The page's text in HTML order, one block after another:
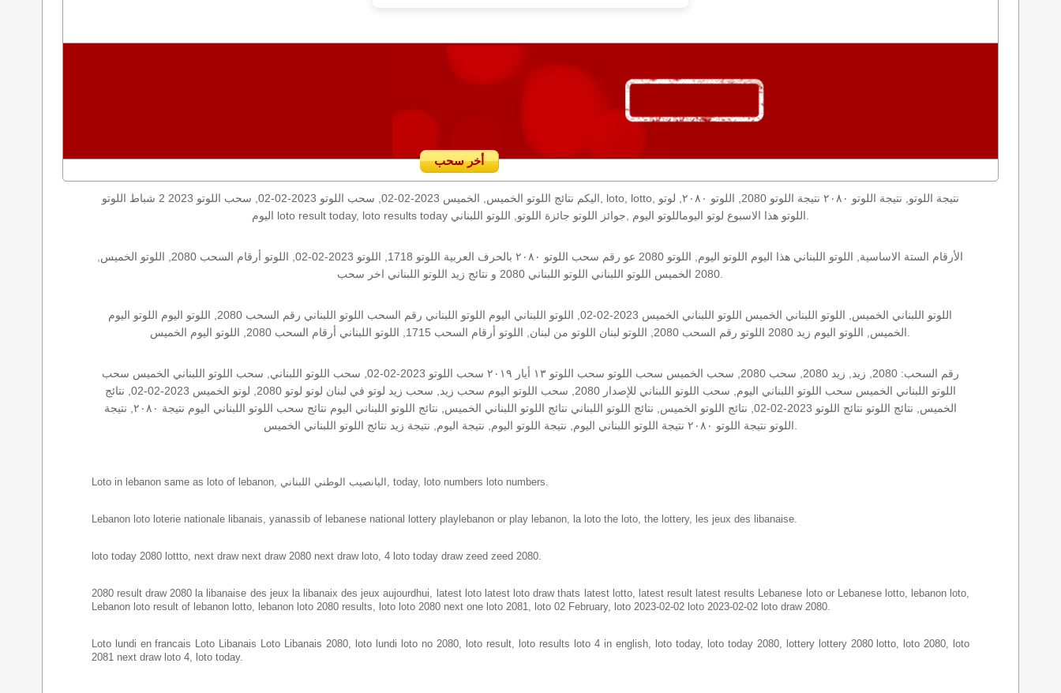
أخر سحب
اليكم نتائج اللوتو الخميس, الخميس 2023-02-02, سحب اللوتو 2023-02-02, سحب اللوتو 2023 2 شباط اللوتو, loto, lotto, نتيجة اللوتو, نتيجة اللوتو ٢٠٨٠ نتيجة اللوتو 2080, اللوتو ٢٠٨٠, لوتو
الأرقام الستة الاساسية, اللوتو اللبناني هذا اليوم اللوتو اليوم, اللوتو 2080 عو رقم سحب اللوتو ٢٠٨٠ بالحرف العربية اللوتو 1718, اللوتو 2023-02-02, اللوتو أرقام السحب 2080, اللوتو الخميس,
اللوتو اللبناني الخميس, اللوتو اللبناني الخميس اللوتو اللبناني الخميس 2023-02-02, اللوتو اللبناني اليوم اللوتو اللبناني رقم السحب اللوتو اللبناني رقم السحب 2080, اللوتو اليوم اللوتو اليوم
رقم السحب: 2080, زيد, زيد 2080, سحب 2080, سحب الخميس سحب اللوتو سحب اللوتو ١٣ أيار ٢٠١٩ سحب اللوتو 2023-02-02, سحب اللوتو اللبناني, سحب اللوتو اللبناني الخميس سحب
اللوتو اللبناني الخميس سحب اللوتو اللبناني اليوم, سحب اللوتو اللبناني للإصدار 2080, سحب اللوتو اليوم سحب زيد, سحب زيد لوتو في لبنان لوتو لوتو 2080, لوتو الخميس 2023-02-02, نتائج
الخميس, نتائج اللوتو نتائج اللوتو 2023-02-02, نتائج اللوتو الخميس, نتائج اللوتو اللبناني نتائج اللوتو اللبناني الخميس, نتائج اللوتو اللبناني اليوم نتائج سحب اللوتو اللبناني اليوم نتيجة ٢٠٨٠, نتيجة
Loto in lebanon same as loto of lebanon, اليانصيب الوطني اللبناني, today, loto numbers loto numbers.
Lebanon loto loterie nationale libanais, yanassib of lebanese national lottery playlebanon or play lebanon, la loto the loto, the lottery, les jeux des libanaise.
loto today 2080 lottto, next draw next draw 2080 next draw loto, 4 loto today draw zeed zeed 2080.
2080 result draw 2080 la libanaise des jeux la libanaix des jeux aujourdhui, latest loto latest loto draw thats latest lotto, latest result latest results Lebanese loto or Lebanese lotto, lebanon loto,
Lebanon loto result of lebanon lotto, lebanon loto 2080 results, loto loto 2080 next one loto 2081, loto 02 February, loto 2023-02-02 loto 2023-02-02 loto draw 2080.
Loto lundi en francais Loto Libanais Loto Libanais 2080, loto lundi loto no 2080, loto result, loto results loto 4 in english, loto today, loto today 2080, lottery lottery 2080 lotto, loto 2080, loto
2081 next draw loto 4, loto today.